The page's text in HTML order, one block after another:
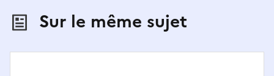
Sur le même sujet